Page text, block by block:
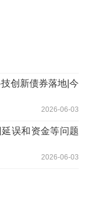
创新债券落地|今
2026-06-03
误和资金等问题
2026-06-03